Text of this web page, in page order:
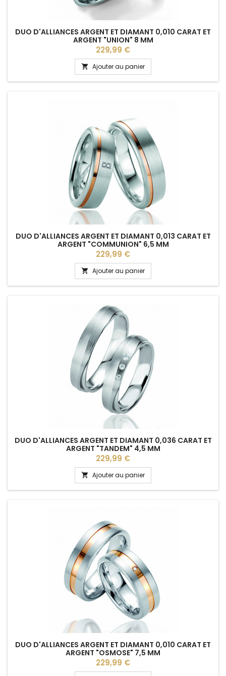
DUO D'ALLIANCES ARGENT ET DIAMANT 0,010 CARAT ET
ARGENT "UNION" 8 MM
Prix
229,99 €
 Ajouter au panier
DUO D'ALLIANCES ARGENT ET DIAMANT 0,013 CARAT ET
ARGENT "COMMUNION" 6,5 MM
Prix
229,99 €
 Ajouter au panier
DUO D'ALLIANCES ARGENT ET DIAMANT 0,036 CARAT ET
ARGENT "TANDEM" 4,5 MM
Prix
229,99 €
 Ajouter au panier
DUO D'ALLIANCES ARGENT ET DIAMANT 0,010 CARAT ET
ARGENT "OSMOSE" 7,5 MM
Prix
229,99 €